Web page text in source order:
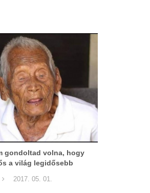
gondoltad volna, hogy
a világ legidősebb
2017. 05. 01.